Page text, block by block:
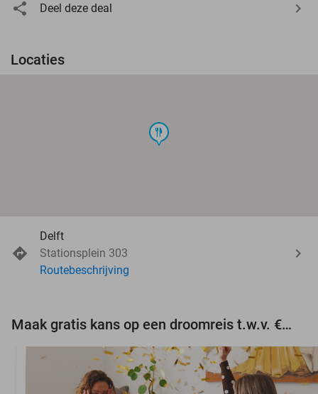
Deel deze deal
Locaties
food
Delft
Stationsplein 303
Routebeschrijving
Maak gratis kans op een droomreis t.w.v. €3.000!